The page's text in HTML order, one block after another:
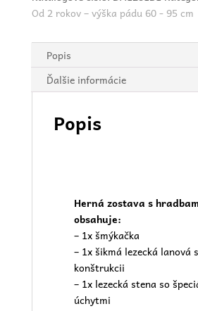
Od 2 rokov – výška pádu 60 - 95 cm
Popis
Ďalšie informácie
Popis
Herná zostava s
obsahuje:
– 1x šmýkačka
– 1x šikmá lezecká lanová
konštrukcii
– 1x lezecká stena so
úchytmi